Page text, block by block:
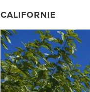
CALIFORNIE